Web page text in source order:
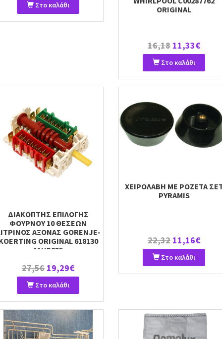
Στο καλάθι
ORIGINAL
16,18 11,33€
Στο καλάθι
ΔΙΑΚΟΠΤΗΣ ΕΠΙΛΟΓΗΣ
ΦΟΥΡΝΟΥ 10 ΘΕΣΕΩΝ
ΑΞΟΝΑΣ GORENJE-
ORIGINAL 618130
11HE035
27,56 19,29€
Στο καλάθι
ΧΕΙΡΟΛΑΒΗ ME ΡΟΖΕΤΑ
PYRAMIS
22,32 11,16€
Στο καλάθι